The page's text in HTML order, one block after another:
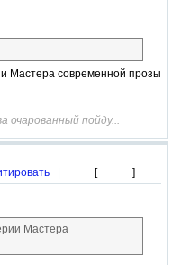
Мастера современной прозы
очарованный пойду...
| [ ]
Мастера